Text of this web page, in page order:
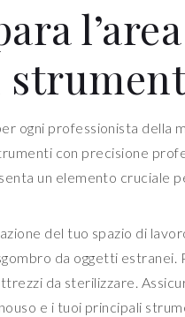
ogni professionista
con precisione
un elemento cruciale
del tuo spazio di
da oggetti estranei.
da sterilizzare.
e i tuoi principali